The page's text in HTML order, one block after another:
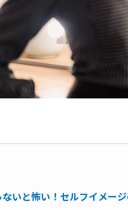
ないと怖い！セルフイメー